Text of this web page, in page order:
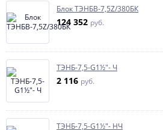
Блок ТЭНБВ-7,5Z/380БК
124 352 руб.
ТЭНБ-7,5-G1½"- Ч
2 116 руб.
ТЭНБ-7,5-G1½"- НЧ